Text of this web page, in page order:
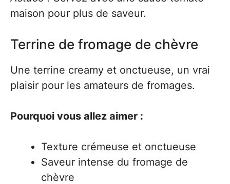
maison pour plus de saveur.
Terrine de fromage de chèvre
Une terrine creamy et onctueuse, un vrai
plaisir pour les amateurs de fromages.
Pourquoi vous allez aimer :
Texture crémeuse et onctueuse
Saveur intense du fromage de
chèvre